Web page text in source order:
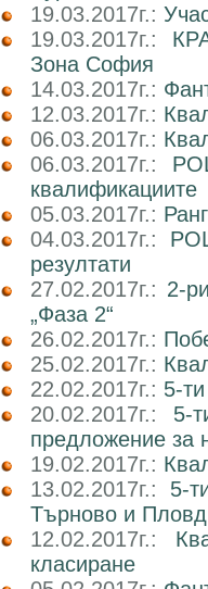
19.03.2017г.:
19.03.2017г.:
Зона София
14.03.2017г.:
12.03.2017г.:
06.03.2017г.:
06.03.2017г.:
квалификациите
05.03.2017г.:
04.03.2017г.:
резултати
27.02.2017г.: 2-
„Фаза 2“
26.02.2017г.:
25.02.2017г.:
22.02.2017г.: 5-
20.02.2017г.: 5-
предложение за
19.02.2017г.:
13.02.2017г.: 5-
Търново и
12.02.2017г.:
класиране